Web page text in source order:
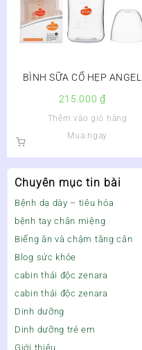
Chuyên mục tin bài
Bệnh dạ dày – tiêu hóa
bệnh tay chân miệng
Biếng ăn và chậm tăng cân
Blog sức khỏe
cabin thải độc zenara
cabin thải độc zenara
Dinh dưỡng
Dinh dưỡng trẻ em
Giới thiệu
BÌNH SỮA CỔ HẸP ANGEL
WESSER 140ML
215.000₫
Thêm vào giỏ hàng
Mua ngay